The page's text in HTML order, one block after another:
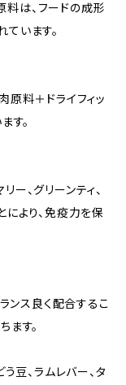
は、フードの成形
います。
原料＋ドライフィッ
す。
、グリーンティ、
により、免疫力を保
ンス良く配合するこ
ます。
豆、ラムレバー、タ